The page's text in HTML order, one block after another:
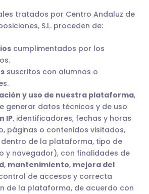
tratados por Centro Andaluz de
S.L. proceden de:
cumplimentados por los
suscritos con alumnos o
y uso de nuestra plataforma,
generar datos técnicos y de uso
IP, identificadores, fechas y horas
páginas o contenidos visitados,
de la plataforma, tipo de
y navegador), con finalidades de
, mantenimiento, mejora del
de accesos y correcta
de la plataforma, de acuerdo con